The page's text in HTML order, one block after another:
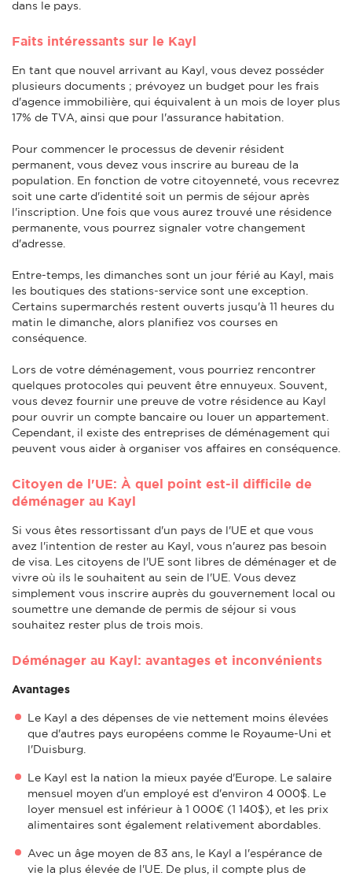
dans le pays.
Faits intéressants sur le Kayl
En tant que nouvel arrivant au Kayl, vous devez posséder
plusieurs documents ; prévoyez un budget pour les frais
d'agence immobilière, qui équivalent à un mois de loyer plus
17% de TVA, ainsi que pour l'assurance habitation.
Pour commencer le processus de devenir résident
permanent, vous devez vous inscrire au bureau de la
population. En fonction de votre citoyenneté, vous recevrez
soit une carte d'identité soit un permis de séjour après
l'inscription. Une fois que vous aurez trouvé une résidence
permanente, vous pourrez signaler votre changement
d'adresse.
Entre-temps, les dimanches sont un jour férié au Kayl, mais
les boutiques des stations-service sont une exception.
Certains supermarchés restent ouverts jusqu'à 11 heures du
matin le dimanche, alors planifiez vos courses en
conséquence.
Lors de votre déménagement, vous pourriez rencontrer
quelques protocoles qui peuvent être ennuyeux. Souvent,
vous devez fournir une preuve de votre résidence au Kayl
pour ouvrir un compte bancaire ou louer un appartement.
Cependant, il existe des entreprises de déménagement qui
peuvent vous aider à organiser vos affaires en conséquence.
Citoyen de l'UE: À quel point est-il difficile de
déménager au Kayl
Si vous êtes ressortissant d'un pays de l'UE et que vous
avez l'intention de rester au Kayl, vous n'aurez pas besoin
de visa. Les citoyens de l'UE sont libres de déménager et de
vivre où ils le souhaitent au sein de l'UE. Vous devez
simplement vous inscrire auprès du gouvernement local ou
soumettre une demande de permis de séjour si vous
souhaitez rester plus de trois mois.
Déménager au Kayl: avantages et inconvénients
Avantages
Le Kayl a des dépenses de vie nettement moins élevées
que d'autres pays européens comme le Royaume-Uni et
l'Duisburg.
Le Kayl est la nation la mieux payée d'Europe. Le salaire
mensuel moyen d'un employé est d'environ 4 000$. Le
loyer mensuel est inférieur à 1 000€ (1 140$), et les prix
alimentaires sont également relativement abordables.
Avec un âge moyen de 83 ans, le Kayl a l'espérance de
vie la plus élevée de l'UE. De plus, il compte plus de